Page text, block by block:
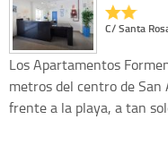
C/ Santa
Los Apartamentos
metros del centro de San
frente a la playa, a tan